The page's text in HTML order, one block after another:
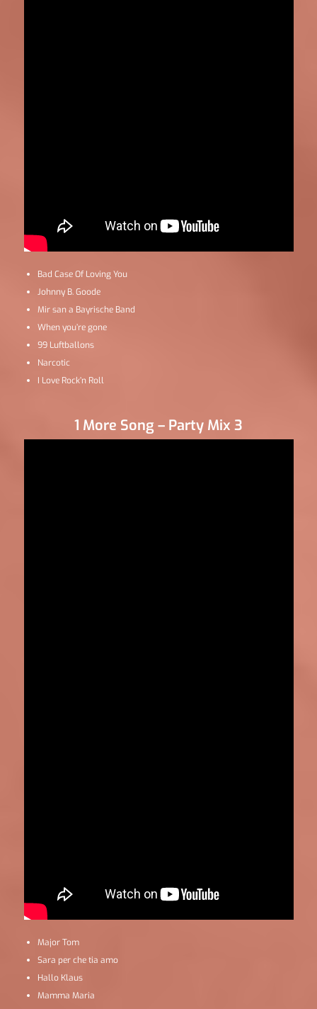
Bad Case Of Loving You
Johnny B. Goode
Mir san a Bayrische Band
When you’re gone
99 Luftballons
Narcotic
I Love Rock’n Roll
1 More Song – Party Mix 3
Major Tom
Sara per che tia amo
Hallo Klaus
Mamma Maria